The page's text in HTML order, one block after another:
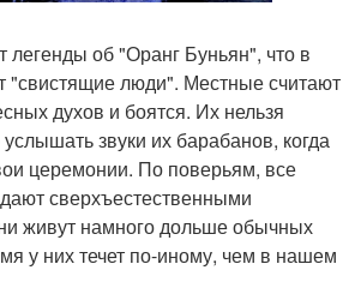
легенды об "Оранг Буньян", что в
"свистящие люди". Местные считают
духов и боятся. Их нельзя
звуки их барабанов, когда
церемонии. По поверьям, все
сверхъестественными
живут намного дольше обычных
у них течет по-иному, чем в нашем